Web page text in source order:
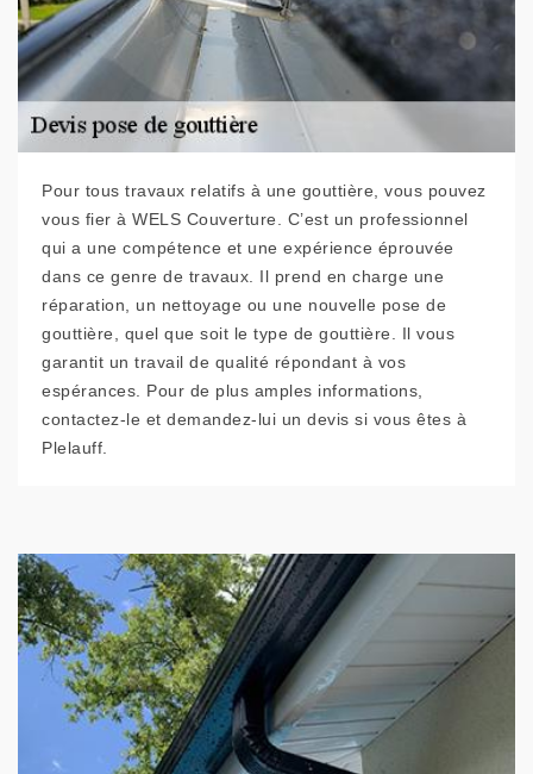
Pour tous travaux relatifs à une gouttière, vous pouvez
vous fier à WELS Couverture. C’est un professionnel
qui a une compétence et une expérience éprouvée
dans ce genre de travaux. Il prend en charge une
réparation, un nettoyage ou une nouvelle pose de
gouttière, quel que soit le type de gouttière. Il vous
garantit un travail de qualité répondant à vos
espérances. Pour de plus amples informations,
contactez-le et demandez-lui un devis si vous êtes à
Plelauff.